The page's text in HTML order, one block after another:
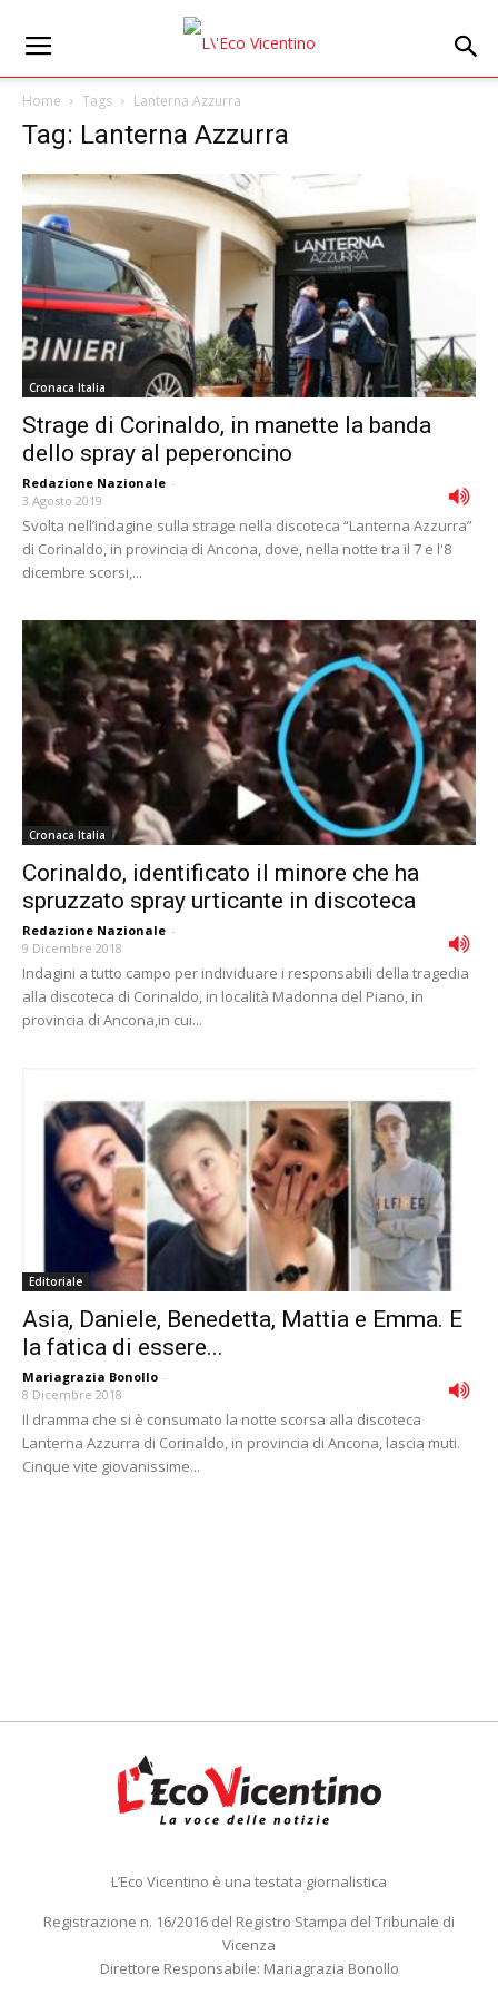
Home Tags Lanterna Azzurra
Tag: Lanterna Azzurra
Cronaca Italia
Strage di Corinaldo, in manette la banda
dello spray al peperoncino
Redazione Nazionale -
3 Agosto 2019
Svolta nell’indagine sulla strage nella discoteca “Lanterna Azzurra”
di Corinaldo, in provincia di Ancona, dove, nella notte tra il 7 e l'8
dicembre scorsi,...
Cronaca Italia
Corinaldo, identificato il minore che ha
spruzzato spray urticante in discoteca
Redazione Nazionale -
9 Dicembre 2018
Indagini a tutto campo per individuare i responsabili della tragedia
alla discoteca di Corinaldo, in località Madonna del Piano, in
provincia di Ancona,in cui...
Editoriale
Asia, Daniele, Benedetta, Mattia e Emma. E
la fatica di essere...
Mariagrazia Bonollo -
8 Dicembre 2018
Il dramma che si è consumato la notte scorsa alla discoteca
Lanterna Azzurra di Corinaldo, in provincia di Ancona, lascia muti.
Cinque vite giovanissime...
L’Eco Vicentino è una testata giornalistica
Registrazione n. 16/2016 del Registro Stampa del Tribunale di
Vicenza
Direttore Responsabile: Mariagrazia Bonollo